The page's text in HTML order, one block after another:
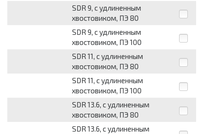
SDR 9, с удлиненным
хвостовиком, ПЭ 80
SDR 9, с удлиненным
хвостовиком, ПЭ 100
SDR 11, с удлиненным
хвостовиком, ПЭ 80
SDR 11, с удлиненным
хвостовиком, ПЭ 100
SDR 13.6, с удлиненным
хвостовиком, ПЭ 80
SDR 13.6, с удлиненным